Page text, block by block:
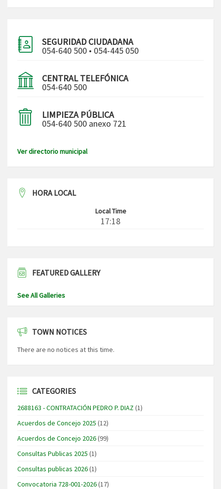
SEGURIDAD CIUDADANA
054-640 500 • 054-445 050
CENTRAL TELEFÓNICA
054-640 500
LIMPIEZA PÚBLICA
054-640 500 anexo 721
Ver directorio municipal
HORA LOCAL
Local Time
17:18
FEATURED GALLERY
See All Galleries
TOWN NOTICES
There are no notices at this time.
CATEGORIES
2688163 - CONTRATACIÓN PEDRO P. DIAZ (1)
Acuerdos de Concejo 2025 (12)
Acuerdos de Concejo 2026(99)
Consultas Publicas 2025 (1)
Consultas publicas 2026(1)
Convocatoria 728-001-2026(17)